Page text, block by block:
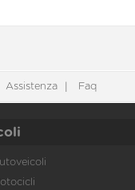
Assistenza Faq